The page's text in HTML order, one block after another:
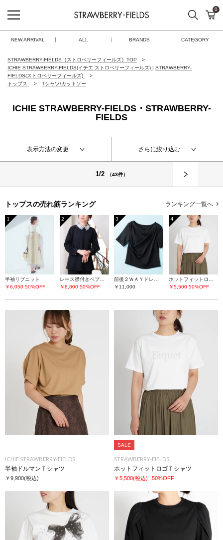
STRAWBERRY-FIELDS
検索 カ
0
NEW ARRIVAL ALL BRANDS CATEGORY
STRAWBERRY-FIELDS（ストロベリーフィールズ）TOP
ICHIE STRAWBERRY-FIELDS(イチエ ストロベリーフィールズ) | STRAWBERRY-
FIELDS(ストロベリーフィールズ)
トップス
Tシャツ/カットソー
ICHIE STRAWBERRY-FIELDS・STRAWBERRY-
FIELDS
表示方法の変更 さらに絞り込む
1/2 （43件）
トップスの売れ筋ランキング ランキング一覧へ
1
半袖リブニット
￥6,050 50%OFF
2
レース襟付きペプラムプルオーバー
￥8,800 50%OFF
3
前後２ＷＡＹドレープネックカットソー
￥11,000
4
ホットフィットロゴＴシャツ
￥5,500 50%OFF
ICHIE STRAWBERRY-FIELDS
半袖ドルマンＴシャツ
￥9,900(税込)
SALE
STRAWBERRY-FIELDS
ホットフィットロゴＴシャツ
￥5,500(税込) 50%OFF